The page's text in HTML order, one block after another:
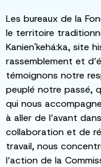
Les bureaux de la
le territoire
Kanien'kehá:ka, site
rassemblement et
témoignons notre
peuplé notre passé,
qui nous
à aller de l’avant
collaboration et de
travail, nous
l’action de la